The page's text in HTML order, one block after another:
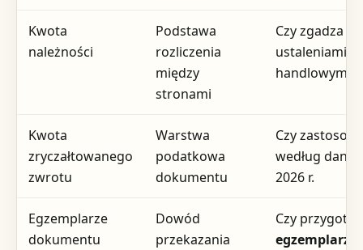
Kwota
należności
Podstawa
rozliczenia
między
stronami
Czy zgadza
ustaleniami
handlowymi
Kwota
zryczałtowanego
zwrotu
Warstwa
podatkowa
dokumentu
Czy
według
2026 r.
Egzemplarze
dokumentu
Dowód
przekazania
Czy
egzemplarze